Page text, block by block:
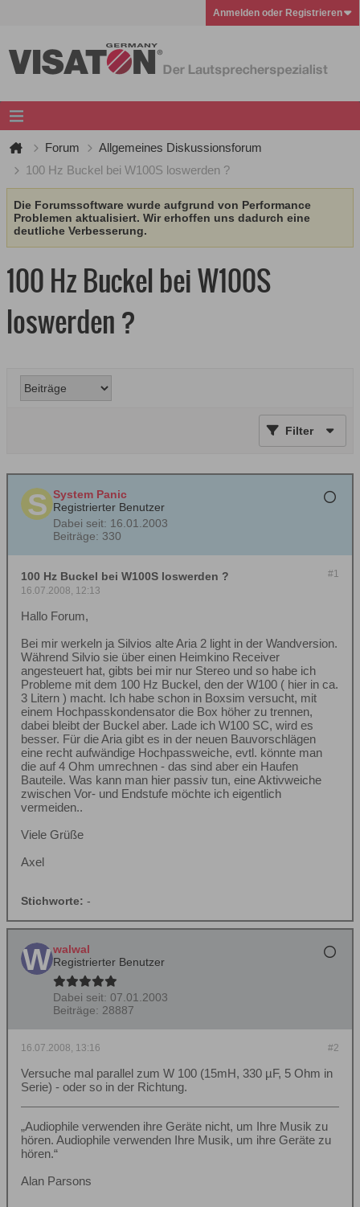
Anmelden oder Registrieren
Forum
Allgemeines Diskussionsforum
100 Hz Buckel bei W100S loswerden ?
Die Forumssoftware wurde aufgrund von Performance
Problemen aktualisiert. Wir erhoffen uns dadurch eine
deutliche Verbesserung.
100 Hz Buckel bei W100S
loswerden ?
Filter
System Panic
Registrierter Benutzer
Dabei seit: 16.01.2003
Beiträge: 330
#1
100 Hz Buckel bei W100S loswerden ?
16.07.2008, 12:13
Hallo Forum,
Bei mir werkeln ja Silvios alte Aria 2 light in der Wandversion.
Während Silvio sie über einen Heimkino Receiver
angesteuert hat, gibts bei mir nur Stereo und so habe ich
Probleme mit dem 100 Hz Buckel, den der W100 ( hier in ca.
3 Litern ) macht. Ich habe schon in Boxsim versucht, mit
einem Hochpasskondensator die Box höher zu trennen,
dabei bleibt der Buckel aber. Lade ich W100 SC, wird es
besser. Für die Aria gibt es in der neuen Bauvorschlägen
eine recht aufwändige Hochpassweiche, evtl. könnte man
die auf 4 Ohm umrechnen - das sind aber ein Haufen
Bauteile. Was kann man hier passiv tun, eine Aktivweiche
zwischen Vor- und Endstufe möchte ich eigentlich
vermeiden..
Viele Grüße
Axel
Stichworte: -
walwal
Registrierter Benutzer
Dabei seit: 07.01.2003
Beiträge: 28887
#2
16.07.2008, 13:16
Versuche mal parallel zum W 100 (15mH, 330 µF, 5 Ohm in
Serie) - oder so in der Richtung.
„Audiophile verwenden ihre Geräte nicht, um Ihre Musik zu
hören. Audiophile verwenden Ihre Musik, um ihre Geräte zu
hören.“
Alan Parsons